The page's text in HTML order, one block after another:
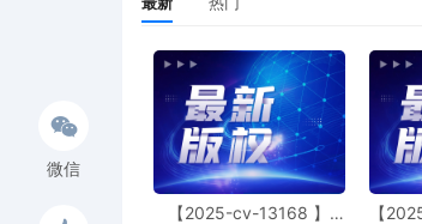
微信
【2025-cv-13168 】
【